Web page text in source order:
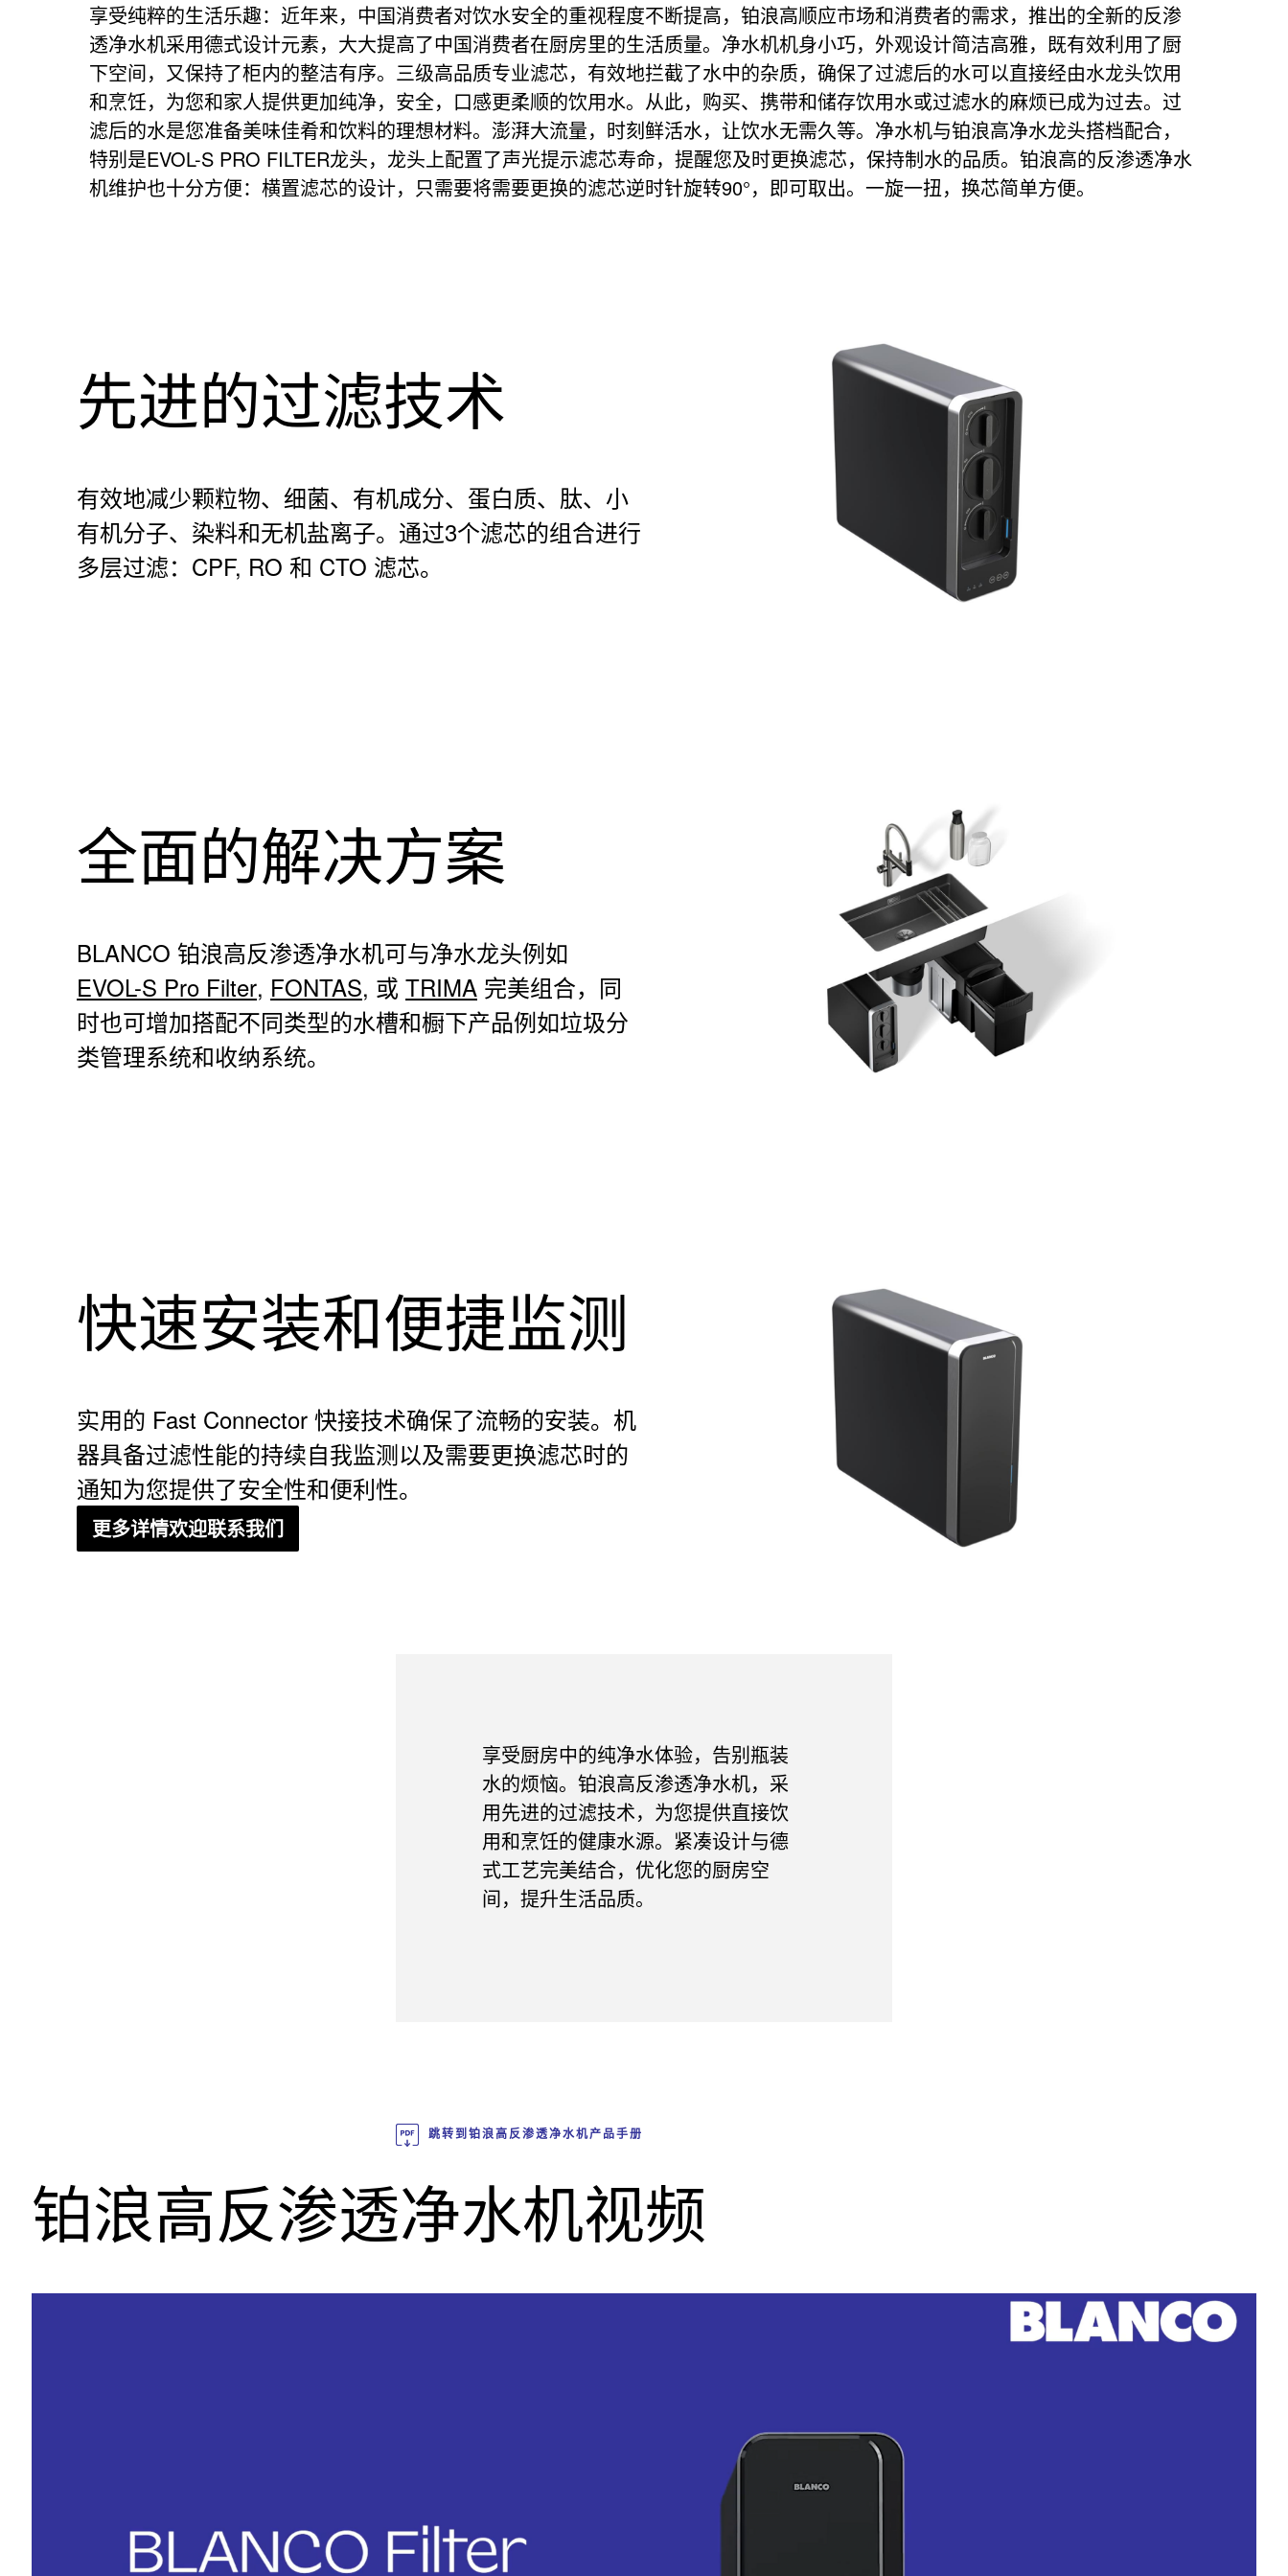
反渗透净水机
有效精滤，澎湃流量，紧凑设计
享受纯粹的生活乐趣：近年来，中国消费者对饮水安全的重视程度不断提高，铂浪高顺应市场和消费者的需求，推出的全新的反渗
透净水机采用德式设计元素，大大提高了中国消费者在厨房里的生活质量。净水机机身小巧，外观设计简洁高雅，既有效利用了厨
下空间，又保持了柜内的整洁有序。三级高品质专业滤芯，有效地拦截了水中的杂质，确保了过滤后的水可以直接经由水龙头饮用
和烹饪，为您和家人提供更加纯净，安全，口感更柔顺的饮用水。从此，购买、携带和储存饮用水或过滤水的麻烦已成为过去。过
滤后的水是您准备美味佳肴和饮料的理想材料。澎湃大流量，时刻鲜活水，让饮水无需久等。净水机与铂浪高净水龙头搭档配合，
特别是EVOL-S PRO FILTER龙头，龙头上配置了声光提示滤芯寿命，提醒您及时更换滤芯，保持制水的品质。铂浪高的反渗透净水
机维护也十分方便：横置滤芯的设计，只需要将需要更换的滤芯逆时针旋转90°，即可取出。一旋一扭，换芯简单方便。
先进的过滤技术
有效地减少颗粒物、细菌、有机成分、蛋白质、肽、小
有机分子、染料和无机盐离子。通过3个滤芯的组合进行
多层过滤：CPF, RO 和 CTO 滤芯。
全面的解决方案
BLANCO 铂浪高反渗透净水机可与净水龙头例如
EVOL-S Pro Filter, FONTAS, 或 TRIMA 完美组合，同
时也可增加搭配不同类型的水槽和橱下产品例如垃圾分
类管理系统和收纳系统。
快速安装和便捷监测
实用的 Fast Connector 快接技术确保了流畅的安装。机
器具备过滤性能的持续自我监测以及需要更换滤芯时的
通知为您提供了安全性和便利性。
更多详情欢迎联系我们
享受厨房中的纯净水体验，告别瓶装
水的烦恼。铂浪高反渗透净水机，采
用先进的过滤技术，为您提供直接饮
用和烹饪的健康水源。紧凑设计与德
式工艺完美结合，优化您的厨房空
间，提升生活品质。
跳转到铂浪高反渗透净水机产品手册
铂浪高反渗透净水机视频